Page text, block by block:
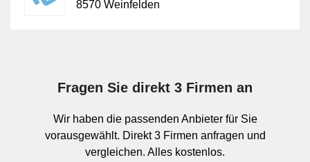
Abgrenzung zu Chat, Screen Sharing,
für Gespräche mit Bildübertragung. Chat dient dem
direkte audiovisuelle Sitzung. Screen Sharing ist eine
ergänzende Funktion zur Freigabe von Bildschirminhalten,
aber kein eigenständiger Gesprächskanal. VoIP beschreibt
8570 Weinfelden
Fragen Sie direkt 3 Firmen an
Wir haben die passenden Anbieter für Sie
vorausgewählt. Direkt 3 Firmen anfragen und
vergleichen. Alles kostenlos.